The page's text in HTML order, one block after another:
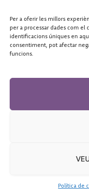
Per a oferir les millors
per a processar dades com
identificacions úniques en
consentiment, pot afectar
funcions.
Política de
FUNDACIÓ